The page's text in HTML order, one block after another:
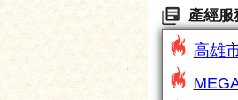
產經服
高雄